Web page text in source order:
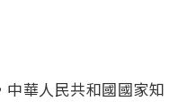
中華人民共和國國家知